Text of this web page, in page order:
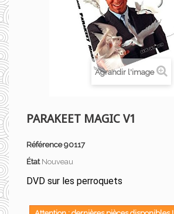
Agrandir l'image
PARAKEET MAGIC V1
Référence 90117
État Nouveau
DVD sur les perroquets